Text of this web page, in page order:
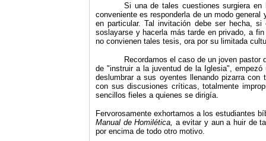
Si una de tales cuestiones surgiera
conveniente es responderla de un modo
en particular. Tal invitación debe ser hecha,
soslayarse y hacerla más tarde en privado, a
no convienen tales tesis, ora por su limitada
Recordamos el caso de un joven pastor
de "instruir a la juventud de la Iglesia",
deslumbrar a sus oyentes llenando pizarra
con sus discusiones críticas, totalmente
sencillos fieles a quienes se dirigía.
Fervorosamente exhortamos a los estudiantes
Manual de Homilética, a evitar y aun a huir de
por encima de todo otro motivo.